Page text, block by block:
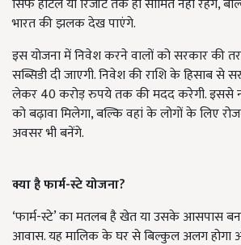
सिर्फ होटल या रिजॉर्ट तक ही सीमित नहीं रहेंगे,
भारत की झलक देख पाएंगे.
इस योजना में निवेश करने वालों को सरकार की
सब्सिडी दी जाएगी. निवेश की राशि के हिसाब से
लेकर 40 करोड़ रुपये तक की मदद करेगी. इससे
को बढ़ावा मिलेगा, बल्कि वहां के लोगों के लिए
अवसर भी बनेंगे.
क्या है फार्म-स्टे योजना?
‘फार्म-स्टे’ का मतलब है खेत या उसके आसपास
आवास. यह मालिक के घर से बिल्कुल अलग होगा